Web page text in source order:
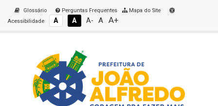
Glossário Perguntas Frequentes
Mapa do Site
Acessibilidade
A A A- A A+